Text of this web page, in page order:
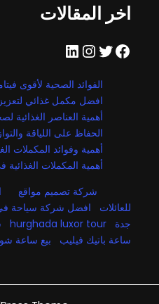
اخر المقالات
تويتر إنستجرام لينكد إن
الفوائد الصحية لأقوى
افضل مكمل غذائي لتعزيز
أهمية العناصر الغذائية
الحفاظ على اللياقة والتوازن
أهمية وفوائد المكملات
أهمية المكملات الغذائية في
شركة تصميم مواقع
للعائلات افضل شركة سياحة في
hurghada luxor tour
ساعة باتيك فيليب بيع ساعة شوبارد